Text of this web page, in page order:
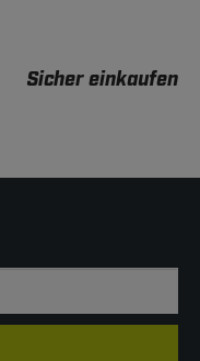
Sicher einkaufen